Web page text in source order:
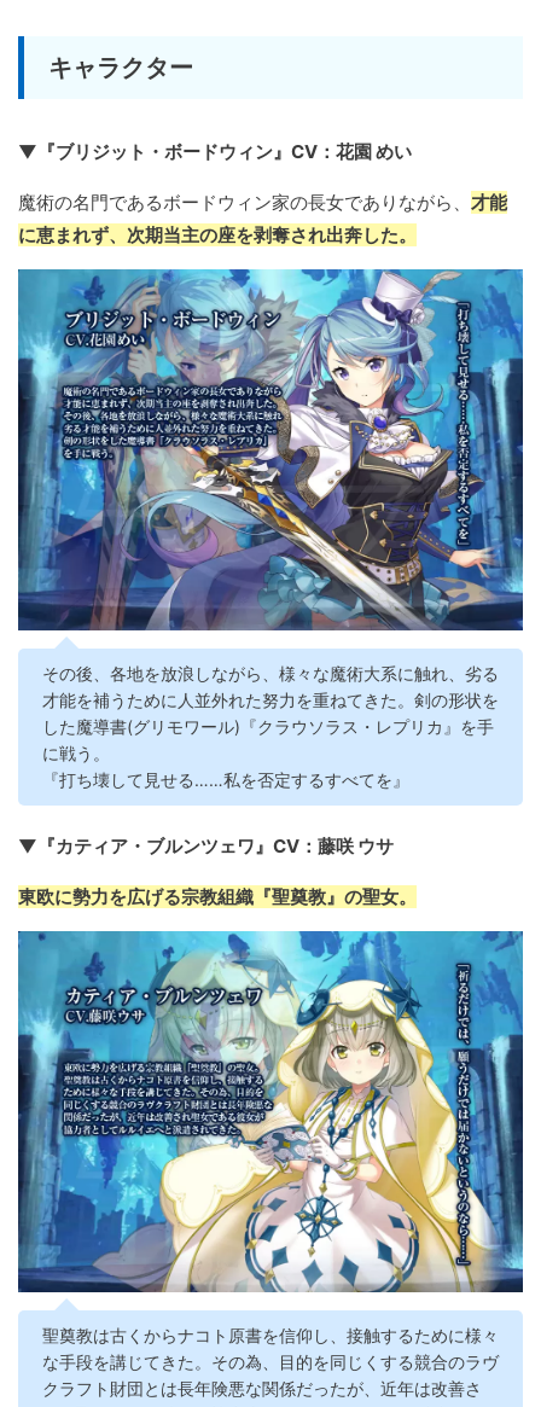
キャラクター
▼『ブリジット・ボードウィン』CV：花園 めい
魔術の名門であるボードウィン家の長女でありながら、 才能
に恵まれず、次期当主の座を剥奪され出奔した。
その後、各地を放浪しながら、様々な魔術大系に触れ、劣る
才能を補うために人並外れた努力を重ねてきた。剣の形状を
した魔導書(グリモワール)『クラウソラス・レプリカ』を手
に戦う。
『打ち壊して見せる……私を否定するすべてを』
▼『カティア・ブルンツェワ』CV：藤咲 ウサ
東欧に勢力を広げる宗教組織『聖奠教』の聖女。
聖奠教は古くからナコト原書を信仰し、接触するために様々
な手段を講じてきた。その為、目的を同じくする競合のラヴ
クラフト財団とは長年険悪な関係だったが、近年は改善さ